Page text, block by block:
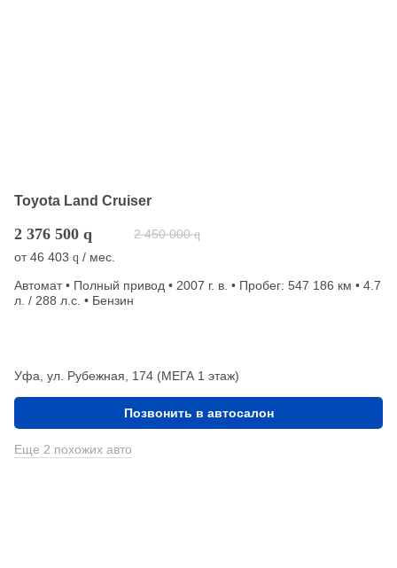
Toyota Land Cruiser
2 376 500 q 2 450 000 q
от46 403 q / мес.
Автомат • Полный привод • 2007 г. в. • Пробег: 547 186 км • 4.7
л. / 288 л.с. • Бензин
Уфа, ул. Рубежная, 174 (МЕГА 1 этаж)
Позвонить в автосалон
Еще 2 похожих авто